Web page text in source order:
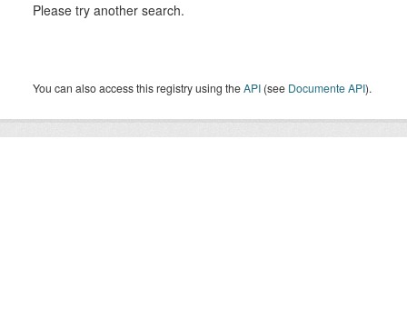
Please try another search.
You can also access this registry using theAPI (see Documente API).